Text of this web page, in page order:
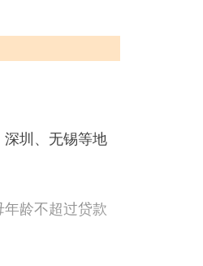
圳、无锡等地
龄不超过贷款